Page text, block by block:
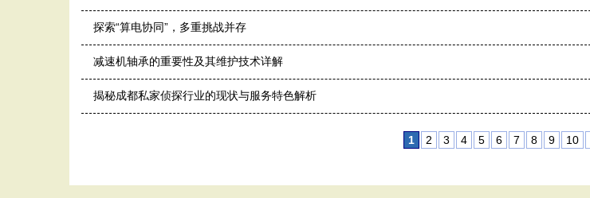
探索“算电协同”，多重挑战并存
减速机轴承的重要性及其维护技术详解
揭秘成都私家侦探行业的现状与服务特色解析
1 2 3 4 5 6 7 8 9 10